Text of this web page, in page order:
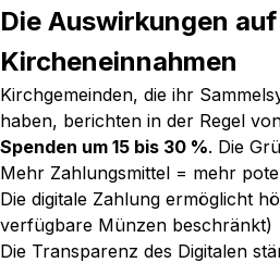
Die Auswirkungen
Kircheneinnahmen
Kirchgemeinden, die ihr
haben, berichten in der Regel
Spenden um 15 bis 30 %. Die
Mehr Zahlungsmittel = mehr
Die digitale Zahlung ermöglicht
verfügbare Münzen beschränkt)
Die Transparenz des Digitalen